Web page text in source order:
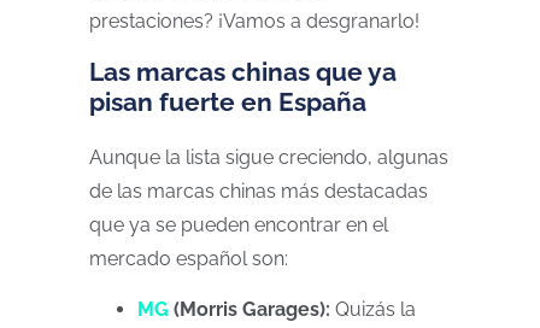
prestaciones? ¡Vamos a desgranarlo!
Las marcas chinas que ya
pisan fuerte en España
Aunque la lista sigue creciendo, algunas
de las marcas chinas más destacadas
que ya se pueden encontrar en el
mercado español son:
MG (Morris Garages): Quizás la